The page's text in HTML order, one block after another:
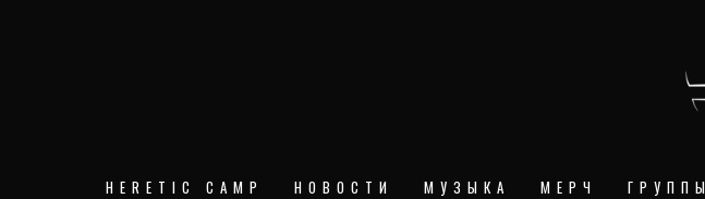
HERETIC CAMP НОВОСТИ МУЗЫКА МЕРЧ ГРУППЫ